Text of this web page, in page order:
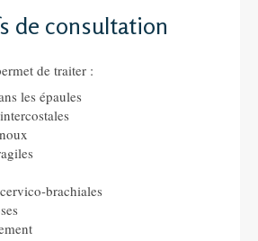
de consultation
de traiter :
les épaules
brachiales